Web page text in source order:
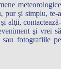
meteorologice
pur şi simplu, te-a
alţii, contactează-
şi vrei să
fotografiile pe